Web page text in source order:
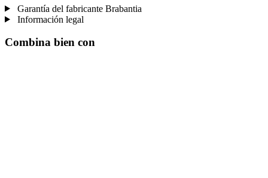
Garantía del fabricante Brabantia
Información legal
Combina bien con